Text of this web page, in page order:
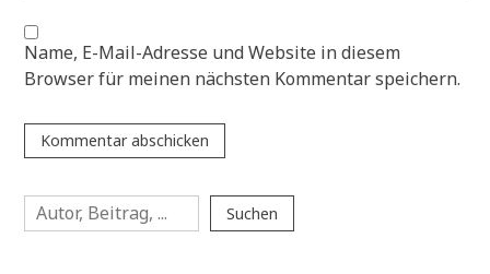
Name, E-Mail-Adresse und Website in diesem
Browser für meinen nächsten Kommentar speichern.
Suchen
Suchen